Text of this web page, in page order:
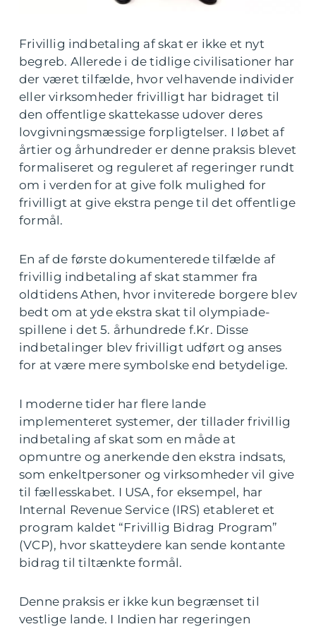
Frivillig indbetaling af skat er ikke et nyt
begreb. Allerede i de tidlige civilisationer har
der været tilfælde, hvor velhavende individer
eller virksomheder frivilligt har bidraget til
den offentlige skattekasse udover deres
lovgivningsmæssige forpligtelser. I løbet af
årtier og århundreder er denne praksis blevet
formaliseret og reguleret af regeringer rundt
om i verden for at give folk mulighed for
frivilligt at give ekstra penge til det offentlige
formål.
En af de første dokumenterede tilfælde af
frivillig indbetaling af skat stammer fra
oldtidens Athen, hvor inviterede borgere blev
bedt om at yde ekstra skat til olympiade-
spillene i det 5. århundrede f.Kr. Disse
indbetalinger blev frivilligt udført og anses
for at være mere symbolske end betydelige.
I moderne tider har flere lande
implementeret systemer, der tillader frivillig
indbetaling af skat som en måde at
opmuntre og anerkende den ekstra indsats,
som enkeltpersoner og virksomheder vil give
til fællesskabet. I USA, for eksempel, har
Internal Revenue Service (IRS) etableret et
program kaldet “Frivillig Bidrag Program”
(VCP), hvor skatteydere kan sende kontante
bidrag til tiltænkte formål.
Denne praksis er ikke kun begrænset til
vestlige lande. I Indien har regeringen